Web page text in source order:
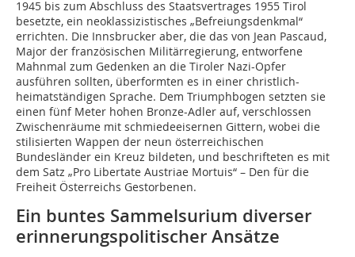
1945 bis zum Abschluss des Staatsvertrages 1955 Tirol
besetzte, ein neoklassizistisches „Befreiungsdenkmal“
errichten. Die Innsbrucker aber, die das von Jean Pascaud,
Major der französischen Militärregierung, entworfene
Mahnmal zum Gedenken an die Tiroler Nazi-Opfer
ausführen sollten, überformten es in einer christlich-
heimatständigen Sprache. Dem Triumphbogen setzten sie
einen fünf Meter hohen Bronze-Adler auf, verschlossen
Zwischenräume mit schmiedeeisernen Gittern, wobei die
stilisierten Wappen der neun österreichischen
Bundesländer ein Kreuz bildeten, und beschrifteten es mit
dem Satz „Pro Libertate Austriae Mortuis“ – Den für die
Freiheit Österreichs Gestorbenen.
Ein buntes Sammelsurium diverser
erinnerungspolitischer Ansätze